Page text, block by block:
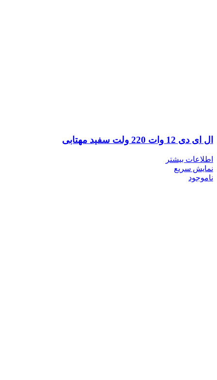
ال ای دی 12 وات 220 ولت سفید مهتابی
اطلاعات بیشتر
نمایش سریع
ناموجود